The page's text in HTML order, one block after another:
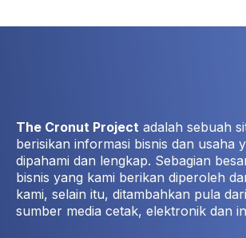
The Cronut Project adalah sebuah
berisikan informasi bisnis dan usaha
dipahami dan lengkap. Sebagian
bisnis yang kami berikan diperoleh
kami, selain itu, ditambahkan pula
sumber media cetak, elektronik dan